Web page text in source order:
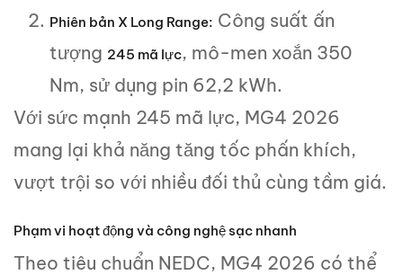
Phiên bản X Long Range: Công suất ấn
tượng 245 mã lực, mô-men xoắn 350
Nm, sử dụng pin 62,2 kWh.
Với sức mạnh 245 mã lực, MG4 2026
mang lại khả năng tăng tốc phấn khích,
vượt trội so với nhiều đối thủ cùng tầm giá.
Phạm vi hoạt động và công nghệ sạc nhanh
Theo tiêu chuẩn NEDC, MG4 2026 có thể